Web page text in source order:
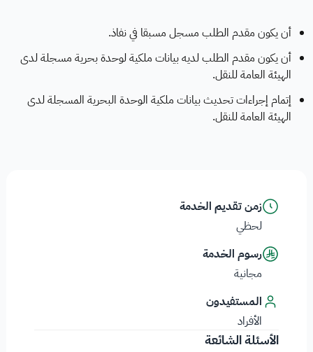
زمن تقديم الخدمة
لحظي
رسوم الخدمة
مجانية
المستفيدون
الأفراد
الأسئلة الشائعة
أن يكون مقدم الطلب مسجل مسبقا في نفاذ.
أن يكون مقدم الطلب لديه بيانات ملكية لوحدة بحرية مسجلة لدى
الهيئة العامة للنقل.
إتمام إجراءات تحديث بيانات ملكية الوحدة البحرية المسجلة لدى
الهيئة العامة للنقل.